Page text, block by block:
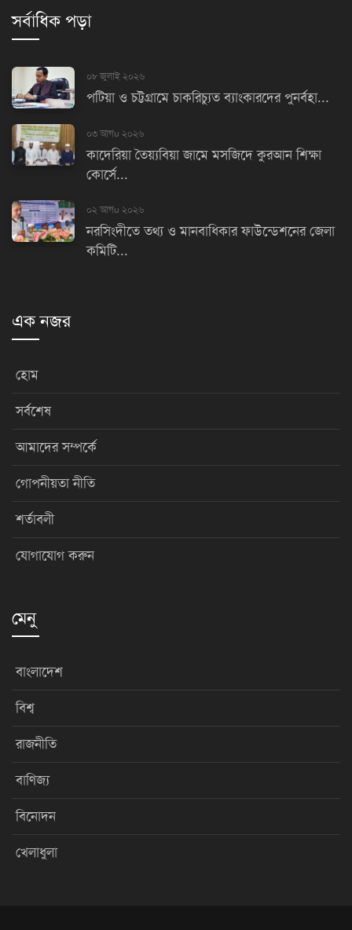
সর্বাধিক পড়া
০৮ জুলাই ২০২৬
পটিয়া ও চট্টগ্রামে চাকরিচ্যুত ব্যাংকারদের পুনর্বহা...
০৩ আগu ২০২৬
কাদেরিয়া তৈয়্যবিয়া জামে মসজিদে কুরআন শিক্ষা
কোর্সে...
০২ আগu ২০২৬
নরসিংদীতে তথ্য ও মানবাধিকার ফাউন্ডেশনের জেলা
কমিটি...
এক নজর
হোম
সর্বশেষ
আমাদের সম্পর্কে
গোপনীয়তা নীতি
শর্তাবলী
যোগাযোগ করুন
মেনু
বাংলাদেশ
বিশ্ব
রাজনীতি
বাণিজ্য
বিনোদন
খেলাধুলা